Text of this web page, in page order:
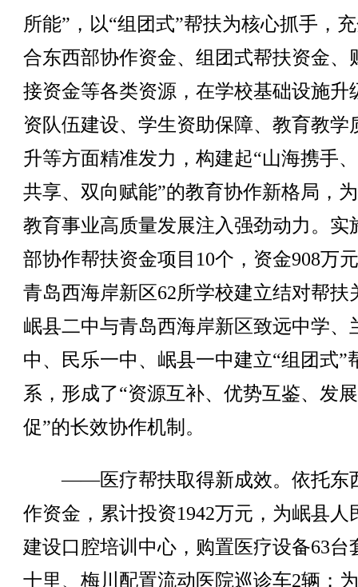
所能”，以“组团式”帮扶为核心抓手，
合东西部协作资金、组团式帮扶资金、
接资金等各类资源，在学校基础设施升
资队伍建设、学生资助保障、教育教学
升等方面精准发力，构建起“山海携手
共享、双向赋能”的教育协作新格局，
教育事业高质量发展注入强劲动力。实
部协作帮扶资金项目10个，资金908万
青岛西海岸新区62所学校建立结对帮扶
岷县二中与青岛西海岸新区致远中学、
中、民乐一中、岷县一中建立“组团式”
系，形成了“资源互补、优势互鉴、发
促”的长效协作机制。
——医疗帮扶取得新成效。依托东
作资金，累计投资1942万元，为岷县人
建设口腔培训中心，购置医疗设备63台
十里、梅川配置流动医院巡诊车2辆；